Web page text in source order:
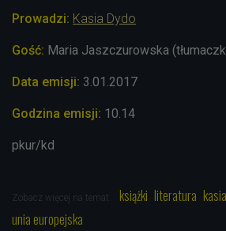
Prowadzi: Kasia Dydo
Gość: Maria Jaszczurowska
Data emisji: 3.01.2017
Godzina emisji: 10.14
pkur/kd
Zobacz więcej na temat: książki literatura
unia europejska